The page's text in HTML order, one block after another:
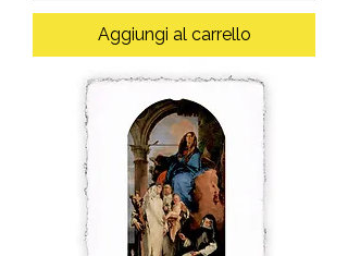
Aggiungi al carrello